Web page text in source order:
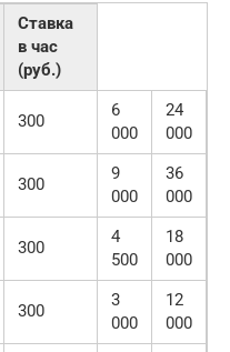
Ставка
в час
(руб.)
300
6
000
24
000
300
9
000
36
000
300
4
500
18
000
300
3
000
12
000